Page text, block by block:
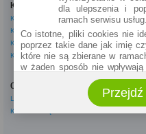
Kredyty
Kredyty gotówkowe
Kredyty hipoteczne
Kredyty konsolidacyjne
Kredyty na samochód
Oszczędzanie
Lokaty
Konta oszczędnościowe
dla ulepszenia i
ramach serwisu usług.
Co istotne, pliki cookies nie
poprzez takie dane jak imię
które nie są zbierane w
w żaden sposób nie
Zakres wykorzystywania
określenia w ustawieniach
wprowadzenia zmian
być zapisywane w pamięci